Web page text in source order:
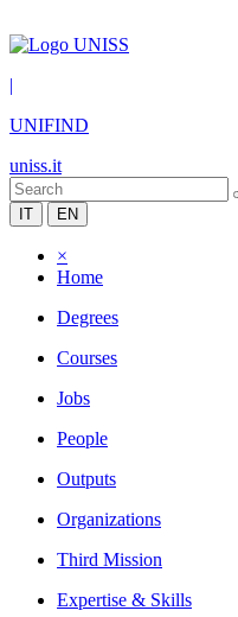
|
UNIFIND
uniss.it
IT EN
×
Home
Degrees
Courses
Jobs
People
Outputs
Organizations
Third Mission
Expertise & Skills